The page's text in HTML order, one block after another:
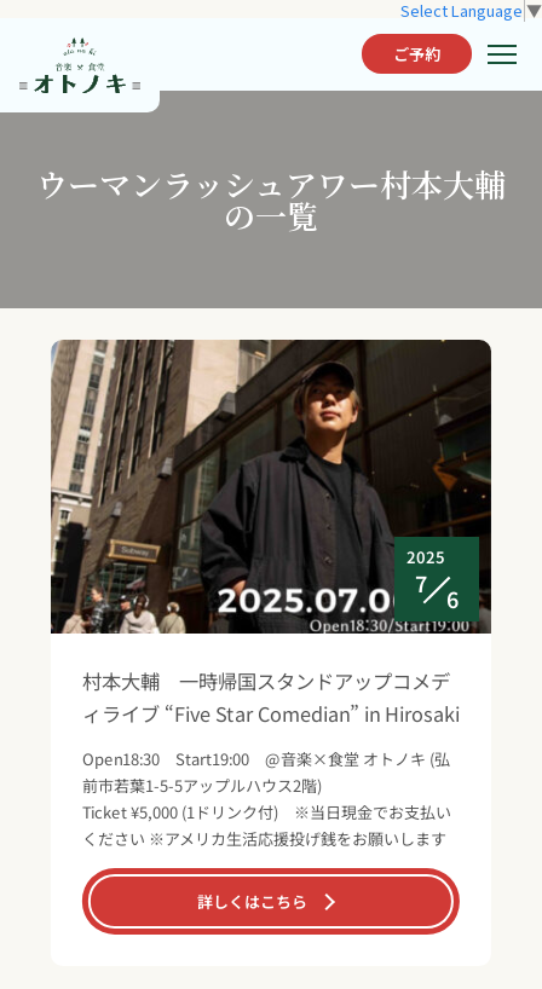
Select Language ▼
ご予約
ウーマンラッシュアワー村本大輔
の一覧
2025
7
6
村本大輔 一時帰国スタンドアップコメデ
ィライブ “Five Star Comedian” in Hirosaki
Open18:30 Start19:00 @音楽×食堂 オトノキ (弘
前市若葉1-5-5アップルハウス2階)
Ticket ¥5,000 (1ドリンク付) ※当日現金でお支払い
ください ※アメリカ生活応援投げ銭をお願いします
詳しくはこちら